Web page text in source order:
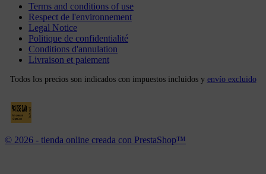
Terms and conditions of use
Respect de l'environnement
Legal Notice
Politique de confidentialité
Conditions d'annulation
Livraison et paiement
Todos los precios son indicados con impuestos incluidos y envío excluido
© 2026 - tienda online creada con PrestaShop™